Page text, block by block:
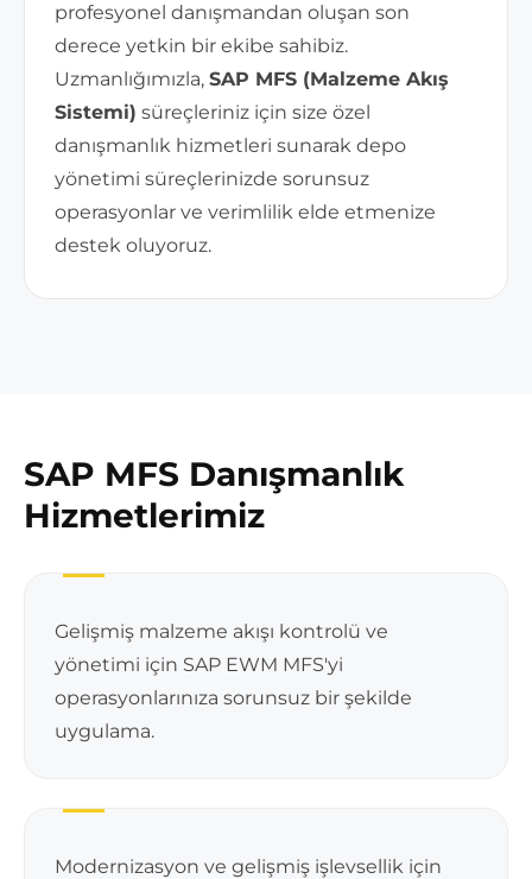
profesyonel danışmandan oluşan son
derece yetkin bir ekibe sahibiz.
Uzmanlığımızla, SAP MFS (Malzeme Akış
Sistemi) süreçleriniz için size özel
danışmanlık hizmetleri sunarak depo
yönetimi süreçlerinizde sorunsuz
operasyonlar ve verimlilik elde etmenize
destek oluyoruz.
SAP MFS Danışmanlık
Hizmetlerimiz
Gelişmiş malzeme akışı kontrolü ve
yönetimi için SAP EWM MFS'yi
operasyonlarınıza sorunsuz bir şekilde
uygulama.
Modernizasyon ve gelişmiş işlevsellik için